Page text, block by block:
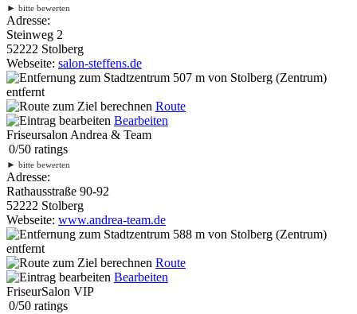
► bitte bewerten
Adresse:
Steinweg 2
52222 Stolberg
Webseite: salon-steffens.de
507 m von Stolberg (Zentrum)
entfernt
Route
Bearbeiten
Friseursalon Andrea & Team
0/50 ratings
► bitte bewerten
Adresse:
Rathausstraße 90-92
52222 Stolberg
Webseite: www.andrea-team.de
588 m von Stolberg (Zentrum)
entfernt
Route
Bearbeiten
FriseurSalon VIP
0/50 ratings